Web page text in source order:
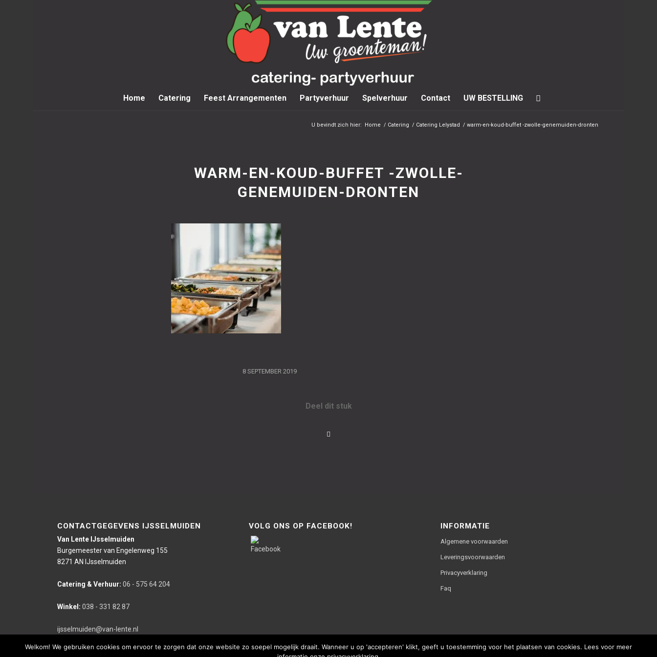
Home Catering Feest Arrangementen Partyverhuur Spelverhuur Contact UW BESTELLING
U bevindt zich hier: Home / Catering / Catering Lelystad / warm-en-koud-buffet -zwolle-genemuiden-dronten
WARM-EN-KOUD-BUFFET -ZWOLLE-
GENEMUIDEN-DRONTEN
8 SEPTEMBER 2019
/
Deel dit stuk
CONTACTGEGEVENS IJSSELMUIDEN
Van Lente IJsselmuiden
Burgemeester van Engelenweg 155
8271 AN IJsselmuiden
Catering & Verhuur: 06 - 575 64 204
Winkel: 038 - 331 82 87
ijsselmuiden@van-lente.nl
VOLG ONS OP FACEBOOK! INFORMATIE
Algemene voorwaarden
Leveringsvoorwaarden
Privacyverklaring
Faq
Welkom! We gebruiken cookies om ervoor te zorgen dat onze website zo soepel mogelijk draait. Wanneer u op 'accepteren' klikt, geeft u toestemming voor het plaatsen van cookies. Lees voor meer